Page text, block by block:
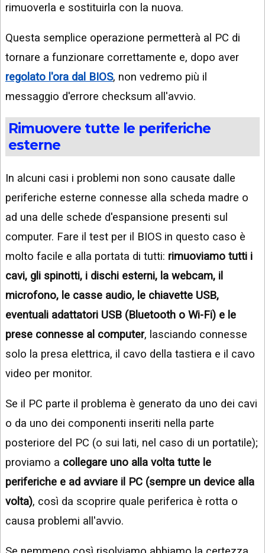
rimuoverla e sostituirla con la nuova.
Questa semplice operazione permetterà al PC di
tornare a funzionare correttamente e, dopo aver
regolato l'ora dal BIOS, non vedremo più il
messaggio d'errore checksum all'avvio.
Rimuovere tutte le periferiche
esterne
In alcuni casi i problemi non sono causate dalle
periferiche esterne connesse alla scheda madre o
ad una delle schede d'espansione presenti sul
computer. Fare il test per il BIOS in questo caso è
molto facile e alla portata di tutti: rimuoviamo tutti i
cavi, gli spinotti, i dischi esterni, la webcam, il
microfono, le casse audio, le chiavette USB,
eventuali adattatori USB (Bluetooth o Wi-Fi) e le
prese connesse al computer, lasciando connesse
solo la presa elettrica, il cavo della tastiera e il cavo
video per monitor.
Se il PC parte il problema è generato da uno dei cavi
o da uno dei componenti inseriti nella parte
posteriore del PC (o sui lati, nel caso di un portatile);
proviamo a collegare uno alla volta tutte le
periferiche e ad avviare il PC (sempre un device alla
volta), così da scoprire quale periferica è rotta o
causa problemi all'avvio.